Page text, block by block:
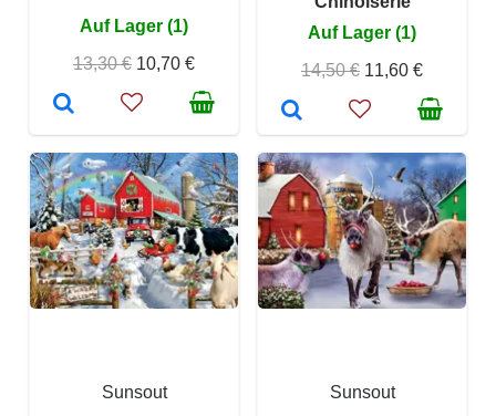
Auf Lager (1)
13,30 € 10,70 €
Auf Lager (1)
14,50 € 11,60 €
Sunsout
Sunsout